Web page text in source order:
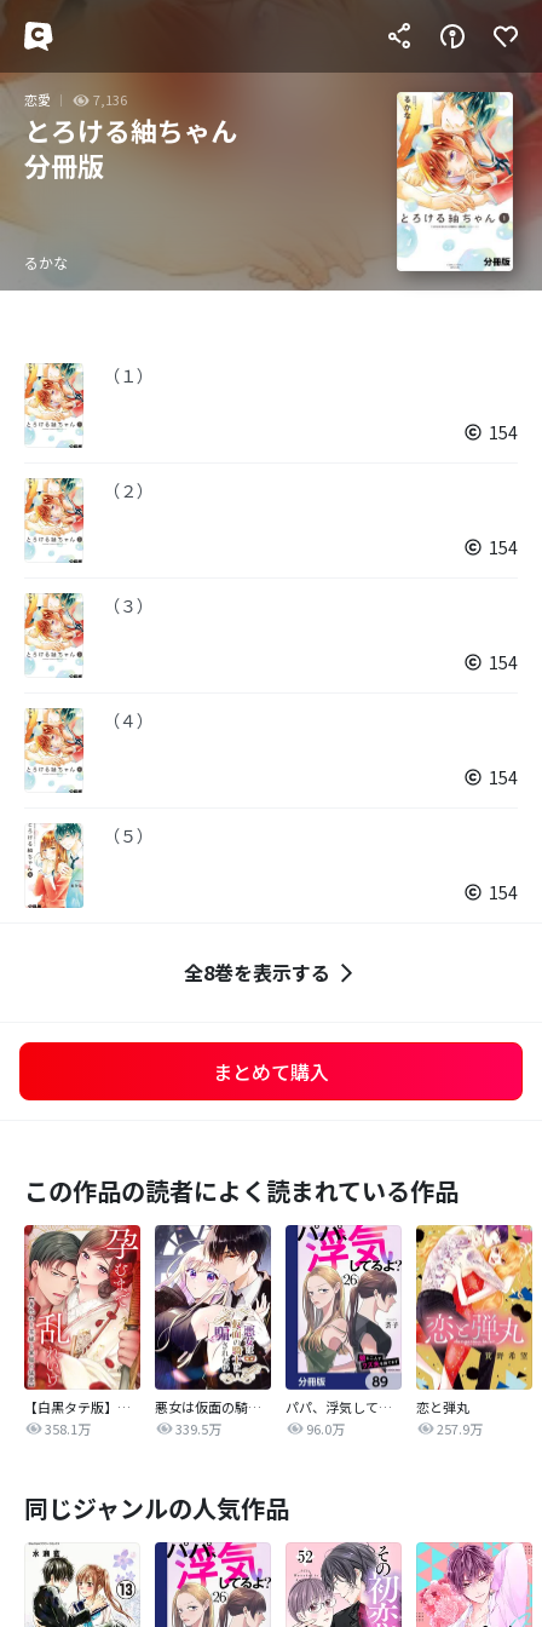
恋愛 7,136
とろける紬ちゃん
分冊版
るかな
（１）
154
（２）
154
（３）
154
（４）
154
（５）
154
全8巻を表示する
まとめて購入
この作品の読者によく読まれている作品
【白黒タテ版】孕むまで乱れいけ～身代わり花嫁と軍服の猛愛
358.1万
悪女は仮面の騎士に騙されない
339.5万
パパ、浮気してるよ？娘と二人でクズ夫を捨てます【分冊版】
96.0万
恋と弾丸
257.9万
同じジャンルの人気作品